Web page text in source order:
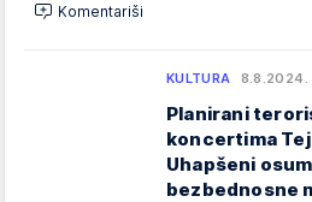
Komentariši
KULTURA 8.8.2024.
Planirani
koncertima
Uhapšeni
bezbednosne